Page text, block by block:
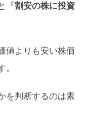
『割安の株に投資
値よりも安い株価
を判断するのは素